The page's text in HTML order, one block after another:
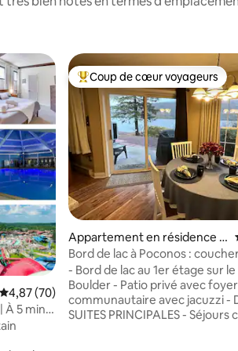
: 4,92 sur 5
Évaluation moyenne sur la base de 70
4,87 (70)
À 5 min
Coups de cœur voyageurs les
Coup de cœur voyageurs
Appartement en résidence ⋅
Lake Harmony
Bord de lac à Poconos :
et vue sur le lac
- Bord de lac au 1er étage sur le
Boulder - Patio privé avec
communautaire avec jacuzzi -
SUITES PRINCIPALES - Séjours